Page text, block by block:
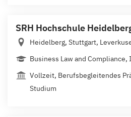
SRH Hochschule
Heidelberg, Stuttgart,
Business Law and
Vollzeit, Berufsbegleitendes
Studium